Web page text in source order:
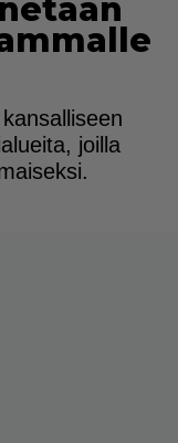
joilla